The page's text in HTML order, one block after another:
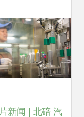
新闻 | 北碚 汽